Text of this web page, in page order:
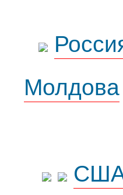
Молдова